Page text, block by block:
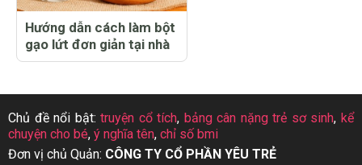
Hướng dẫn cách làm bột
gạo lứt đơn giản tại nhà
Chủ đề nổi bật:truyện cổ tích, bảng cân nặng trẻ sơ sinh,kể
chuyện cho bé, ý nghĩa tên, chỉ số bmi
Đơn vị chủ Quản: CÔNG TY CỔ PHẦN YÊU TRẺ